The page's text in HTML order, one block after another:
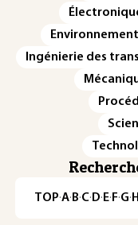
Ingénierie des
TOP·A·B·C· D· E· F·G· H